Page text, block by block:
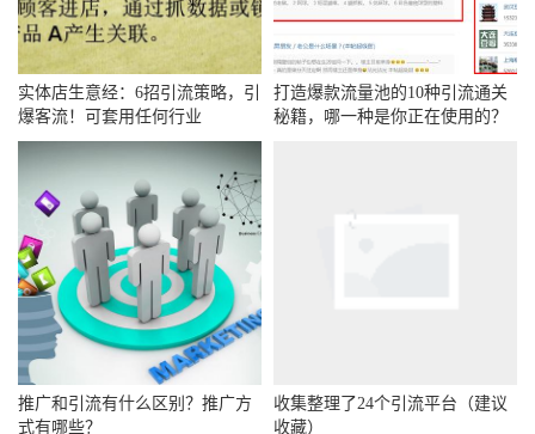
实体店生意经：6招引流策略，引
爆客流！可套用任何行业
打造爆款流量池的10种引流通关
秘籍，哪一种是你正在使用的？
推广和引流有什么区别？推广方
式有哪些？
收集整理了24个引流平台（建议
收藏）